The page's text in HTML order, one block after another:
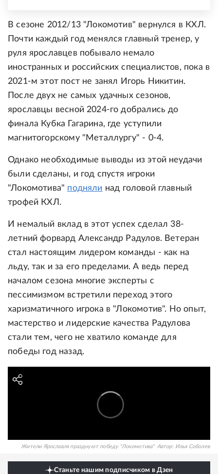
В сезоне 2012/13 "Локомотив" вернулся в КХЛ.
Почти каждый год менялся главный тренер, у
руля ярославцев побывало немало
иностранных и российских специалистов, пока в
2021-м этот пост не занял Игорь Никитин.
После двух не самых удачных сезонов,
ярославцы весной 2024-го добрались до
финала Кубка Гагарина, где уступили
магнитогорскому "Металлургу" - 0-4.
Однако необходимые выводы из этой неудачи
были сделаны, и год спустя игроки
"Локомотива" подняли над головой главный
трофей КХЛ.
И немалый вклад в этот успех сделал 38-
летний форвард Александр Радулов. Ветеран
стал настоящим лидером команды - как на
льду, так и за его пределами. А ведь перед
началом сезона многие эксперты с
пессимизмом встретили переход этого
харизматичного игрока в "Локомотив". Но опыт,
мастерство и лидерские качества Радулова
стали тем, чего не хватило команде для
победы год назад.
Жители Ярославля празднуют победу "Локомотива" Автор: Илья Соболев
Станьте нашим подписчиком в Дзен